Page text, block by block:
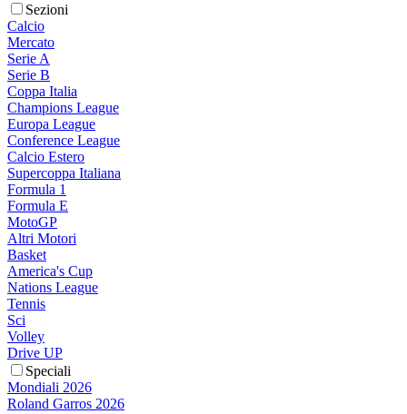
Sezioni
Calcio
Mercato
Serie A
Serie B
Coppa Italia
Champions League
Europa League
Conference League
Calcio Estero
Supercoppa Italiana
Formula 1
Formula E
MotoGP
Altri Motori
Basket
America's Cup
Nations League
Tennis
Sci
Volley
Drive UP
Speciali
Mondiali 2026
Roland Garros 2026